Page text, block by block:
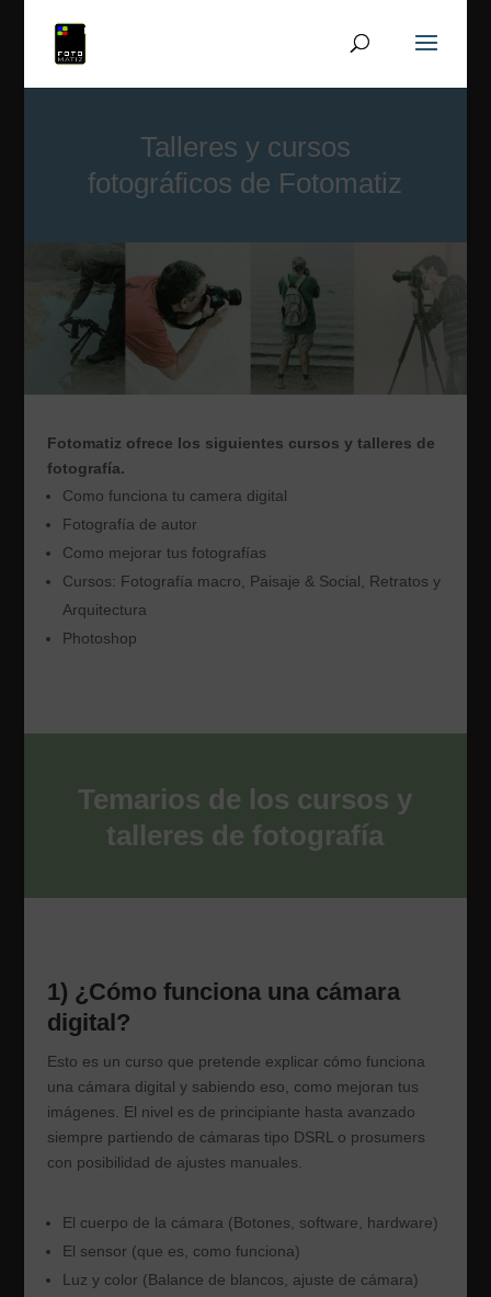
Talleres y cursos
fotográficos de Fotomatiz
Fotomatiz ofrece los siguientes cursos y talleres de
fotografía.
Como funciona tu camera digital
Fotografía de autor
Como mejorar tus fotografías
Cursos: Fotografía macro, Paisaje & Social, Retratos y
Arquitectura
Photoshop
Temarios de los cursos y
talleres de fotografía
1) ¿Cómo funciona una cámara
digital?
Esto es un curso que pretende explicar cómo funciona
una cámara digital y sabiendo eso, como mejoran tus
imágenes. El nivel es de principiante hasta avanzado
siempre partiendo de cámaras tipo DSRL o prosumers
con posibilidad de ajustes manuales.
El cuerpo de la cámara (Botones, software, hardware)
El sensor (que es, como funciona)
Luz y color (Balance de blancos, ajuste de cámara)